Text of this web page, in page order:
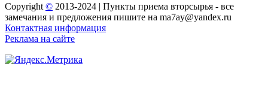
Copyright © 2013-2024 | Пункты приема вторсырья - все
замечания и предложения пишите на ma7ay@yandex.ru
Контактная информация
Реклама на сайте